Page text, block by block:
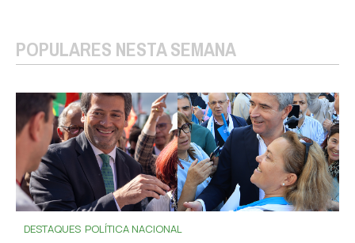
POPULARES NESTA SEMANA
DESTAQUES POLÍTICA NACIONAL